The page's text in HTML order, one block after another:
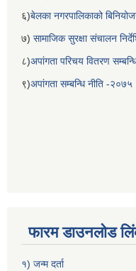
६)बेलका नगरपालिकाको
७) सामाजिक सुरक्षा संचालन
८)अपांगता परिचय वितरण
९)अपांगता सम्बन्धि नीति -२०७५
फारम डाउनलोड
१) जन्म दर्ता